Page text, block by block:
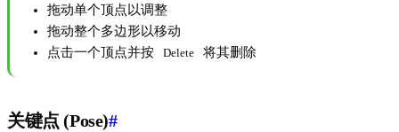
拖动单个顶点以调整
拖动整个多边形以移动
点击一个顶点并按
Delete 将其删除
关键点 (Pose)#